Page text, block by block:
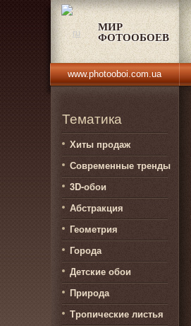
МИР
ФОТООБОЕВ
www.photooboi.com.ua
Тематика
Хиты продаж
Современные тренды
3D-обои
Абстракция
Геометрия
Города
Детские обои
Природа
Тропические листья